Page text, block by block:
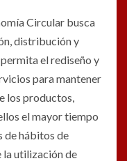
Circular busca
distribución y
el rediseño y
para mantener
los productos,
el mayor tiempo
de hábitos de
la utilización de